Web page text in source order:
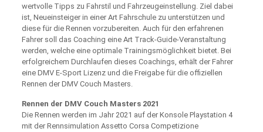
wertvolle Tipps zu Fahrstil und Fahrzeugeinstellung. Ziel dabei
ist, Neueinsteiger in einer Art Fahrschule zu unterstützen und
diese für die Rennen vorzubereiten. Auch für den erfahrenen
Fahrer soll das Coaching eine Art Track-Guide-Veranstaltung
werden, welche eine optimale Trainingsmöglichkeit bietet. Bei
erfolgreichem Durchlaufen dieses Coachings, erhält der Fahrer
eine DMV E-Sport Lizenz und die Freigabe für die offiziellen
Rennen der DMV Couch Masters.
Rennen der DMV Couch Masters 2021
Die Rennen werden im Jahr 2021 auf der Konsole Playstation 4
mit der Rennsimulation Assetto Corsa Competizione